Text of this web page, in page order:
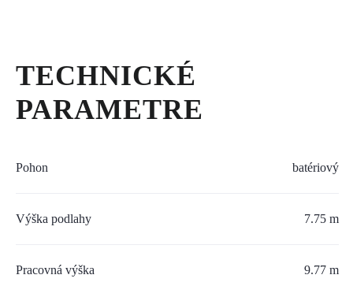
MÔJSTROJ.SK
TLAČOVÉ CENTRUM
Z SHOP
TECHNICKÉ
PARAMETRE
Pohon batériový
Výška podlahy 7.75 m
Pracovná výška 9.77 m